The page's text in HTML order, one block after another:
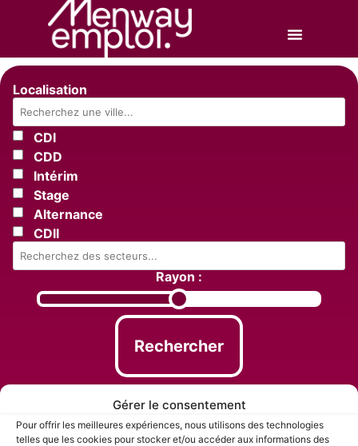
Gérer le consentement
Pour offrir les meilleures expériences, nous utilisons des technologies
telles que les cookies pour stocker et/ou accéder aux informations des
Localisation
CDI
CDD
Intérim
Stage
Alternance
CDII
Rayon :
Rechercher